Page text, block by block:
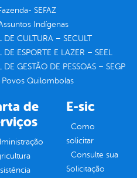
SEFAZ
Indígenas
DE CULTURA – SECULT
DE ESPORTE E LAZER – SEEL
DE GESTÃO DE PESSOAS – SEGP
Povos Quilombolas
de
E-sic
Como
solicitar
Consulte sua
Solicitação